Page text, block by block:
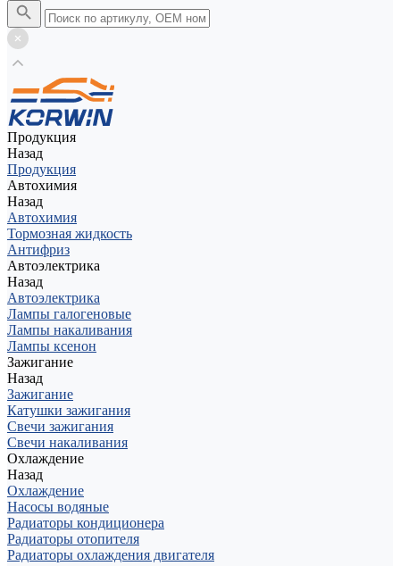
Продукция
Назад
Продукция
Автохимия
Назад
Автохимия
Тормозная жидкость
Антифриз
Автоэлектрика
Назад
Автоэлектрика
Лампы галогеновые
Лампы накаливания
Лампы ксенон
Зажигание
Назад
Зажигание
Катушки зажигания
Свечи зажигания
Свечи накаливания
Охлаждение
Назад
Охлаждение
Насосы водяные
Радиаторы кондиционера
Радиаторы отопителя
Радиаторы охлаждения двигателя